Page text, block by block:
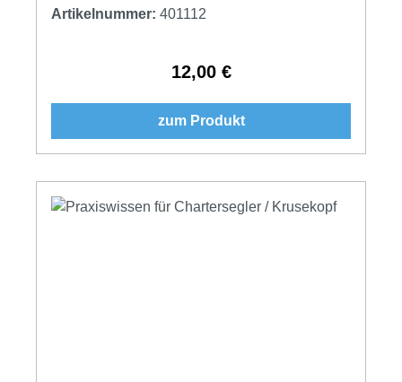
Artikelnummer: 401112
Regulärer Preis:
12,00 €
zum Produkt